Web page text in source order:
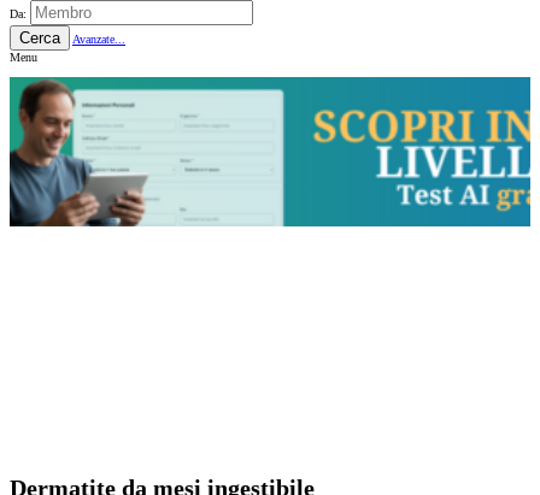
Da:
Cerca
Avanzate...
Menu
Dermatite da mesi ingestibile